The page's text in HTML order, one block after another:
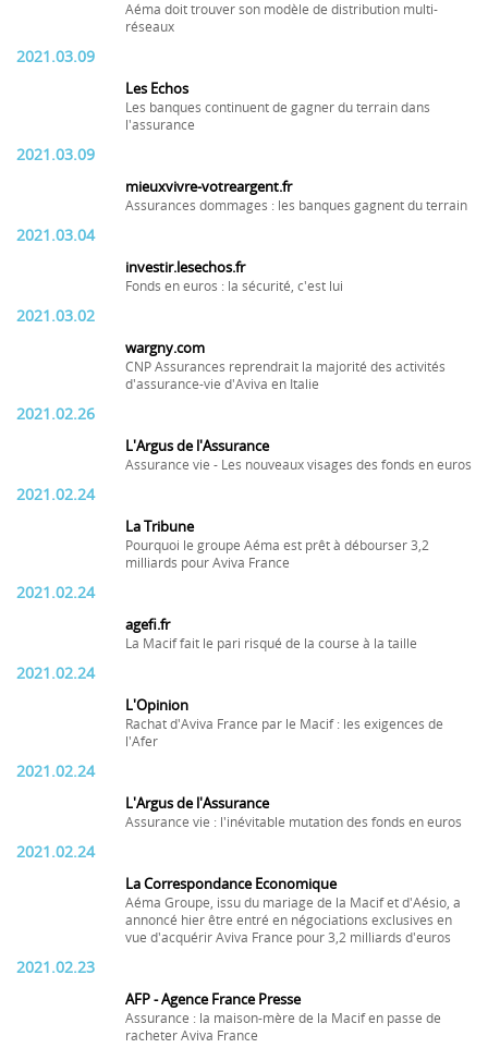
Aéma doit trouver son modèle de distribution multi-
réseaux
2021.03.09
Les Echos
Les banques continuent de gagner du terrain dans
l'assurance
2021.03.09
mieuxvivre-votreargent.fr
Assurances dommages : les banques gagnent du terrain
2021.03.04
investir.lesechos.fr
Fonds en euros : la sécurité, c'est lui
2021.03.02
wargny.com
CNP Assurances reprendrait la majorité des activités
d'assurance-vie d'Aviva en Italie
2021.02.26
L'Argus de l'Assurance
Assurance vie - Les nouveaux visages des fonds en euros
2021.02.24
La Tribune
Pourquoi le groupe Aéma est prêt à débourser 3,2
milliards pour Aviva France
2021.02.24
agefi.fr
La Macif fait le pari risqué de la course à la taille
2021.02.24
L'Opinion
Rachat d'Aviva France par le Macif : les exigences de
l'Afer
2021.02.24
L'Argus de l'Assurance
Assurance vie : l'inévitable mutation des fonds en euros
2021.02.24
La Correspondance Economique
Aéma Groupe, issu du mariage de la Macif et d'Aésio, a
annoncé hier être entré en négociations exclusives en
vue d'acquérir Aviva France pour 3,2 milliards d'euros
2021.02.23
AFP - Agence France Presse
Assurance : la maison-mère de la Macif en passe de
racheter Aviva France